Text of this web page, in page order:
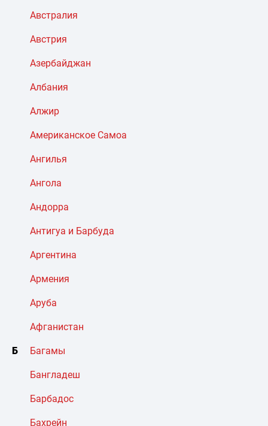
Австралия
Австрия
Азербайджан
Албания
Алжир
Американское Самоа
Ангилья
Ангола
Андорра
Антигуа и Барбуда
Аргентина
Армения
Аруба
Афганистан
Б Багамы
Бангладеш
Барбадос
Бахрейн